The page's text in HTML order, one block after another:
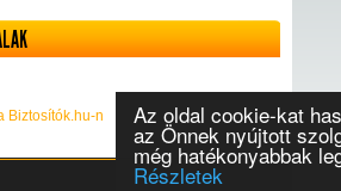
Az oldal cookie-kat
az Önnek nyújtott
még hatékonyabbak
Részletek
Biztosítók.hu-n